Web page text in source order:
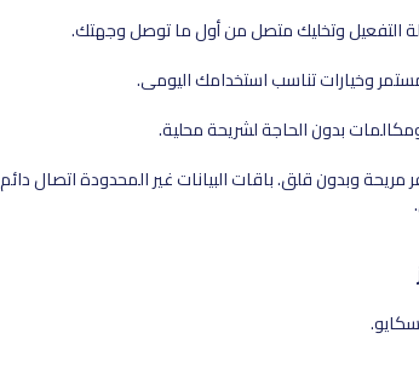
التفعيل وتخليك متصل من أول ما توصل وجهتك.
وخيارات تناسب استخدامك اليومي.
مريحة وبدون قلق. باقات البيانات غير المحدودة اتصال دائم